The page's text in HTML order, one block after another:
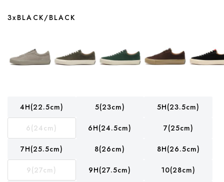
3xBLACK/BLACK
4H(22.5cm) 5(23cm) 5H(23.5cm)
6(24cm) 6H(24.5cm) 7(25cm)
7H(25.5cm) 8(26cm) 8H(26.5cm)
9(27cm) 9H(27.5cm) 10(28cm)